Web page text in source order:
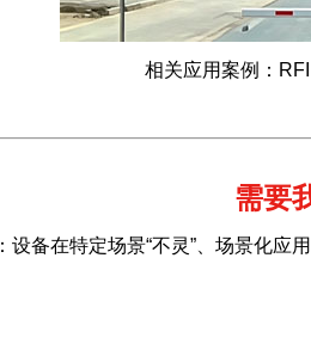
相关应用案例：
需要
：设备在特定场景“不灵”、场景化